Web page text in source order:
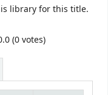
library for this title.
(0 votes)